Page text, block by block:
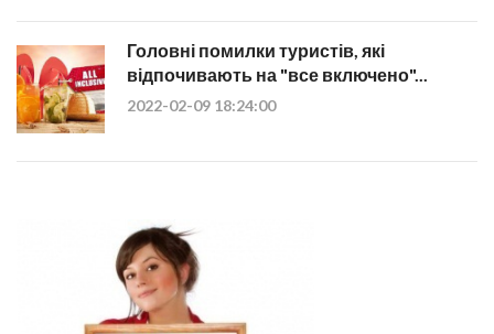
Головні помилки туристів, які
відпочивають на "все включено"...
2022-02-09 18:24:00